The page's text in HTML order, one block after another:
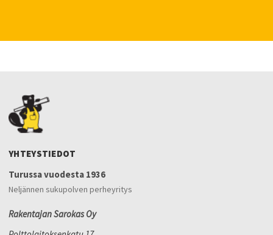
YHTEYSTIEDOT
Turussa vuodesta 1936
Neljännen sukupolven perheyritys
Rakentajan Sarokas Oy